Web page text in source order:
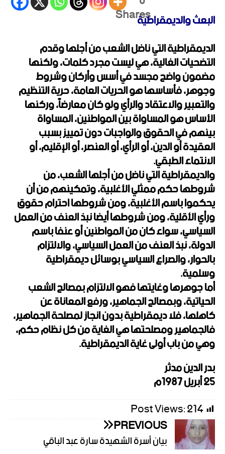
Sharesالبعث والديمقراطية
الديمقراطية التي ناضل الشعب من أجلها وقدم
التضحيات الغالية، هي ليست مجرد كلمات، ولكنها
مضمون واضح مجسد في أسس وأركان وشروط
وجوهر، فأساسها هو الحريات العامة، حرية التنظيم
والتعبير والاعتقاد والرأي ولو كان معارضاً، وركنها
الأساس هو المساواة بين المواطنين، المساواة
بينهم في الحقوق والواجبات دون تمييز بسبب
العقيدة أو الدين، أو الرأي، أو العنصر، أو الإقليم، أو
الانتماء الطبقي.
والديمقراطية التي ناضل من أجلها الشعب، من
شروطها حكم ممثلي الأغلبية، وتمكينهم من أن
يحكموا باسم الأغلبية، ومن شروطها احترام حقوق
ورأي الأقلية، ومن شروطها أيضا نبذ العنف من العمل
السياسي، سواء كان من المواطنين أو عنفا باسم
الدولة، نبذ العنف من العمل السياسي، والالتزام
بالحوار، والصراع السياسي بوسائل ديمقراطية
وسلمية.
أما جوهرها وغايتها فهو الالتزام بمصالح الشعب
الحياتية، وبمصالح الجماهير، ورفع المعاناة عن
كاهلها، فلا ديمقراطية بدون انجاز لمصلحة الجماهير،
فالجماهير ومصلحتها هي الغاية من كل نظام حكم،
وهي من باب أولى غاية الديمقراطية.
بدر الدين مدثر
25 أبريل 1987م
Post Views:214
PREVIOUS
بيان أسرة الشهيدة سارة عبد الباقي